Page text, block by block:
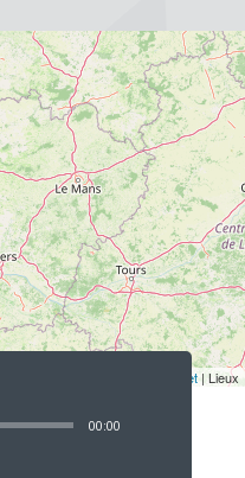
Leaflet | Lieux
00:00